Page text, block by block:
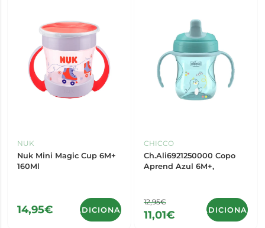
NUK
Nuk Mini Magic Cup 6M+
160Ml
14,95€ ADICIONAR
CHICCO
Ch.Ali6921250000 Copo
Aprend Azul 6M+,
12,95€
11,01€ ADICIONAR